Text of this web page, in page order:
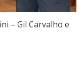
– Gil Carvalho e